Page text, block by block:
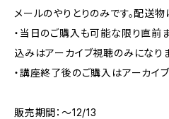
メールのやりとりのみです。配送物
・当日のご購入も可能な限り直前
込みはアーカイブ視聴のみになりま
・講座終了後のご購入はアーカイブ
販売期間：〜12/13